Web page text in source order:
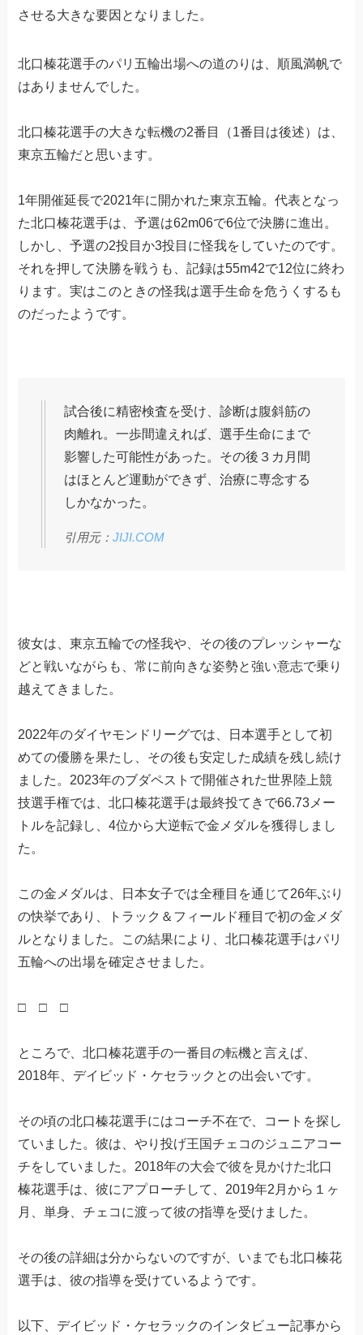
させる大きな要因となりました。
北口榛花選手のパリ五輪出場への道のりは、順風満帆で
はありませんでした。
北口榛花選手の大きな転機の2番目（1番目は後述）は、
東京五輪だと思います。
1年開催延長で2021年に開かれた東京五輪。代表となっ
た北口榛花選手は、予選は62m06で6位で決勝に進出。
しかし、予選の2投目か3投目に怪我をしていたのです。
それを押して決勝を戦うも、記録は55m42で12位に終わ
ります。実はこのときの怪我は選手生命を危うくするも
のだったようです。
試合後に精密検査を受け、診断は腹斜筋の
肉離れ。一歩間違えれば、選手生命にまで
影響した可能性があった。その後３カ月間
はほとんど運動ができず、治療に専念する
しかなかった。
引用元： JIJI.COM
彼女は、東京五輪での怪我や、その後のプレッシャーな
どと戦いながらも、常に前向きな姿勢と強い意志で乗り
越えてきました。
2022年のダイヤモンドリーグでは、日本選手として初
めての優勝を果たし、その後も安定した成績を残し続け
ました。2023年のブダペストで開催された世界陸上競
技選手権では、北口榛花選手は最終投てきで66.73メー
トルを記録し、4位から大逆転で金メダルを獲得しまし
た。
この金メダルは、日本女子では全種目を通じて26年ぶり
の快挙であり、トラック＆フィールド種目で初の金メダ
ルとなりました。この結果により、北口榛花選手はパリ
五輪への出場を確定させました。
□ □ □
ところで、北口榛花選手の一番目の転機と言えば、
2018年、デイビッド・ケセラックとの出会いです。
その頃の北口榛花選手にはコーチ不在で、コートを探し
ていました。彼は、やり投げ王国チェコのジュニアコー
チをしていました。2018年の大会で彼を見かけた北口
榛花選手は、彼にアプローチして、2019年2月から１ヶ
月、単身、チェコに渡って彼の指導を受けました。
その後の詳細は分からないのですが、いまでも北口榛花
選手は、彼の指導を受けているようです。
以下、デイビッド・ケセラックのインタビュー記事から